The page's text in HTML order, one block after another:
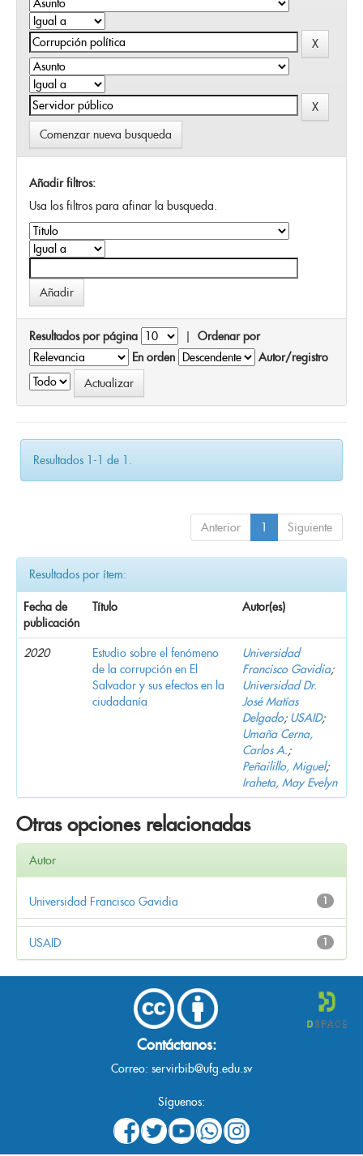
Comenzar nueva busqueda
Añadir filtros:
Usa los filtros para afinar la busqueda.
Resultados por página | Ordenar por
En orden
Autor/registro
Resultados 1-1 de 1.
Anterior 1 Siguiente
Resultados por ítem:
Fecha de
publicación
Título Autor(es)
2020
Estudio sobre el fenómeno
de la corrupción en El
Salvador y sus efectos en la
ciudadanía
Universidad
Francisco Gavidia;
Universidad Dr.
José Matías
Delgado; USAID;
Umaña Cerna,
Carlos A.;
Peñailillo, Miguel;
Iraheta, May Evelyn
Otras opciones relacionadas
Autor
1
Universidad Francisco Gavidia
1
USAID
Contáctanos:
Correo: servirbib@ufg.edu.sv
Síguenos: